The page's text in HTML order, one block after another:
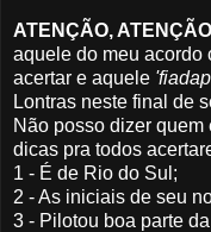
ATENÇÃO,
aquele do meu acordo
acertar e aquele
Lontras neste final de
Não posso dizer
dicas pra todos
1 - É de Rio do Sul;
2 - As iniciais de seu
3 - Pilotou boa parte